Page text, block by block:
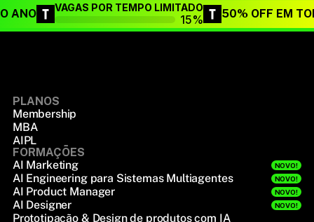
ANO VAGAS POR TEMPO LIMITADO
15% 50% OFF EM
PLANOS
Membership
MBA
AIPL
FORMAÇÕES
AI Marketing
NOVO!
AI Engineering para Sistemas Multiagentes NOVO!
AI Product Manager NOVO!
AI Designer NOVO!
Prototipação & Design de produtos com IA